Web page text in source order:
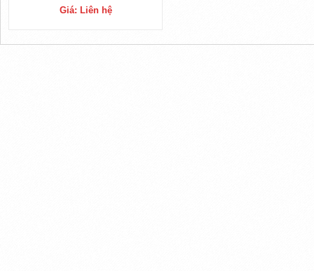
REVIEWS-PROS-OR-CONS-EXPOSED-
Giá: Liên hệ